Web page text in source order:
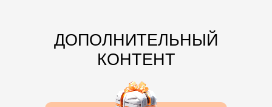
ДОПОЛНИТЕЛЬНЫЙ
КОНТЕНТ